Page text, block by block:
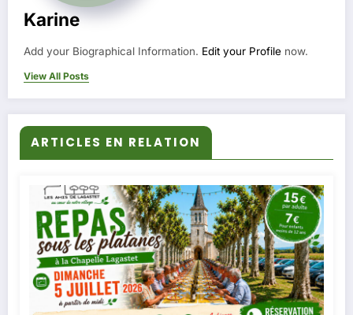
Karine
Add your Biographical Information. Edit your Profile now.
View All Posts
ARTICLES EN RELATION